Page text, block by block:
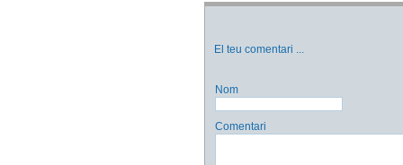
El teu comentari ...
Nom
Comentari